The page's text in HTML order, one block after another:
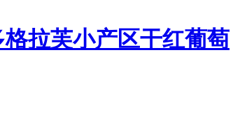
拉芙小产区干红葡萄